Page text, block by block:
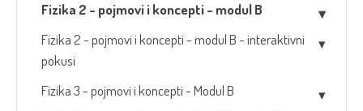
Fizika 2 - pojmovi i koncepti - modul B
Fizika 2 - pojmovi i koncepti - modul B - interaktivni
pokusi
Fizika 3 - pojmovi i koncepti - Modul B